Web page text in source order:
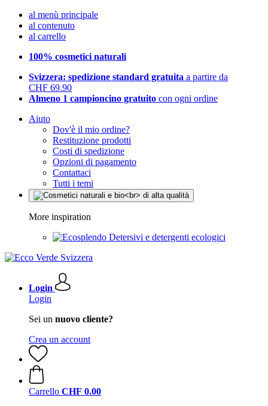
al menù principale
al contenuto
al carrello
100% cosmetici naturali
Svizzera: spedizione standard gratuita a partire da
CHF 69.90
Almeno 1 campioncino gratuito con ogni ordine
Aiuto
Dov'è il mio ordine?
Restituzione prodotti
Costi di spedizione
Opzioni di pagamento
Contattaci
Tutti i temi
More inspiration
Detersivi e detergenti ecologici
Login
Login
Sei un nuovo cliente?
Crea un account
Carrello CHF 0.00